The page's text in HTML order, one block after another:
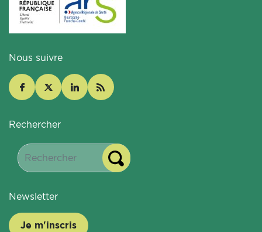
Nous suivre
Rechercher
Newsletter
Je m'inscris